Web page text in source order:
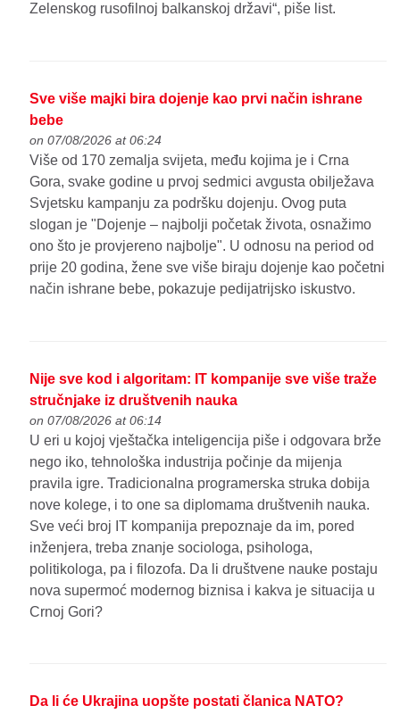
Zelenskog rusofilnoj balkanskoj državi“, piše list.
Sve više majki bira dojenje kao prvi način ishrane
bebe
on 07/08/2026 at 06:24
Više od 170 zemalja svijeta, među kojima je i Crna
Gora, svake godine u prvoj sedmici avgusta obilježava
Svjetsku kampanju za podršku dojenju. Ovog puta
slogan je "Dojenje – najbolji početak života, osnažimo
ono što je provjereno najbolje". U odnosu na period od
prije 20 godina, žene sve više biraju dojenje kao početni
način ishrane bebe, pokazuje pedijatrijsko iskustvo.
Nije sve kod i algoritam: IT kompanije sve više traže
stručnjake iz društvenih nauka
on 07/08/2026 at 06:14
U eri u kojoj vještačka inteligencija piše i odgovara brže
nego iko, tehnološka industrija počinje da mijenja
pravila igre. Tradicionalna programerska struka dobija
nove kolege, i to one sa diplomama društvenih nauka.
Sve veći broj IT kompanija prepoznaje da im, pored
inženjera, treba znanje sociologa, psihologa,
politikologa, pa i filozofa. Da li društvene nauke postaju
nova supermoć modernog biznisa i kakva je situacija u
Crnoj Gori?
Da li će Ukrajina uopšte postati članica NATO?